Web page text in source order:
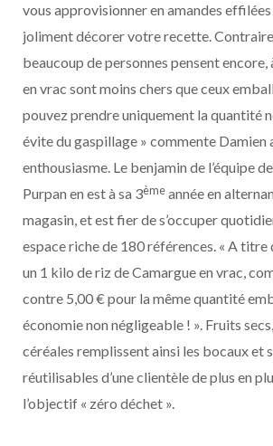
vous approvisionner en amandes
joliment décorer votre recette.
beaucoup de personnes pensent
en vrac sont moins chers que ceux
pouvez prendre uniquement la quantité
évite du gaspillage » commente Damien
enthousiasme. Le benjamin de l’équipe
Purpan en est à sa 3èmeannée en
magasin, et est fier de s’occuper
espace riche de 180 références. « A titre
un 1 kilo de riz de Camargue en vrac,
contre 5,00 € pour la même quantité
économie non négligeable ! ». Fruits
céréales remplissent ainsi les bocaux et
réutilisables d’une clientèle de plus en
l’objectif « zéro déchet ».